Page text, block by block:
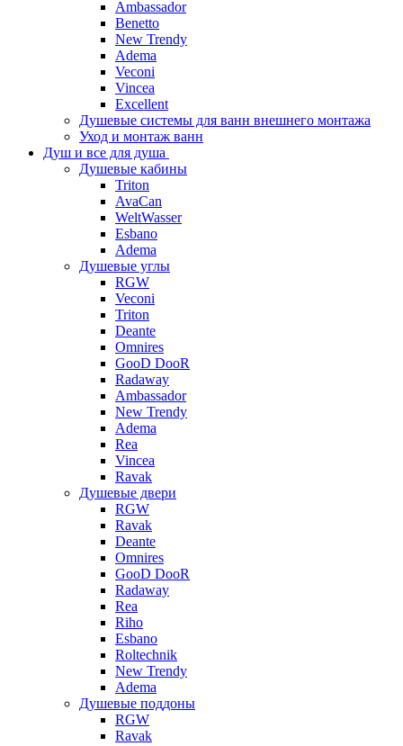
Ambassador
Benetto
New Trendy
Adema
Veconi
Vincea
Excellent
Душевые системы для ванн внешнего монтажа
Уход и монтаж ванн
Душ и все для душа
Душевые кабины
Triton
AvaCan
WeltWasser
Esbano
Adema
Душевые углы
RGW
Veconi
Triton
Deante
Omnires
GooD DooR
Radaway
Ambassador
New Trendy
Adema
Rea
Vincea
Ravak
Душевые двери
RGW
Ravak
Deante
Omnires
GooD DooR
Radaway
Rea
Riho
Esbano
Roltechnik
New Trendy
Adema
Душевые поддоны
RGW
Ravak